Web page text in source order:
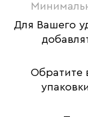
Для Вашего
Обратите